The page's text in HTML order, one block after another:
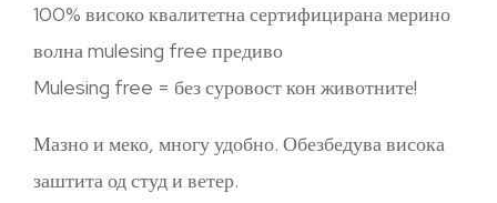
100% високо квалитетна сертифицирана мерино
волна mulesing free предиво
Mulesing free = без суровост кон животните!
Мазно и меко, многу удобно. Обезбедува висока
заштита од студ и ветер.